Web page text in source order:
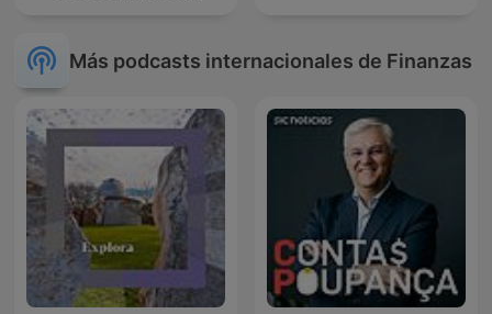
Más podcasts internacionales de Finanzas